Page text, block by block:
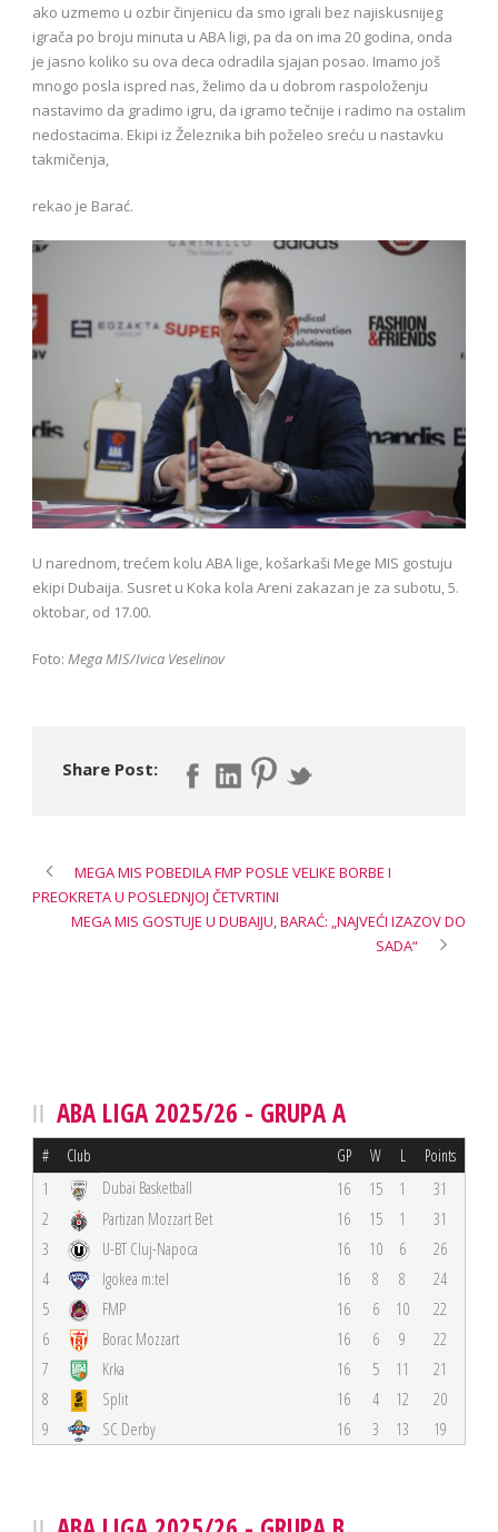
ako uzmemo u ozbir činjenicu da smo igrali bez najiskusnijeg
igrača po broju minuta u ABA ligi, pa da on ima 20 godina, onda
je jasno koliko su ova deca odradila sjajan posao. Imamo još
mnogo posla ispred nas, želimo da u dobrom raspoloženju
nastavimo da gradimo igru, da igramo tečnije i radimo na ostalim
nedostacima. Ekipi iz Železnika bih poželeo sreću u nastavku
takmičenja,
rekao je Barać.
U narednom, trećem kolu ABA lige, košarkaši Mege MIS gostuju
ekipi Dubaija. Susret u Koka kola Areni zakazan je za subotu, 5.
oktobar, od 17.00.
Foto: Mega MIS/Ivica Veselinov
Share Post:
MEGA MIS POBEDILA FMP POSLE VELIKE BORBE I
PREOKRETA U POSLEDNJOJ ČETVRTINI
MEGA MIS GOSTUJE U DUBAIJU, BARAĆ: „NAJVEĆI IZAZOV DO
SADA“
ABA LIGA 2025/26 - GRUPA A
# Club GP W L Points
1 Dubai Basketball 16 15 1
31
2
Partizan Mozzart Bet 16 15 1
31
3
U-BT Cluj-Napoca 16 10 6
26
4
Igokea m:tel 16 8 8
24
5
FMP 16 6 10
22
6
Borac Mozzart 16 6 9
22
7
Krka 16 5 11
21
8
Split 16 4 12
20
9
SC Derby 16 3 13 19